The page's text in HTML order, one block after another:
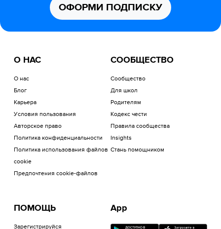
ОФОРМИ ПОДПИСКУ
О НАС
О нас
Блог
Карьера
Условия пользования
Авторское право
Политика конфиденциальности
Политика использования файлов
cookie
Предпочтения cookie-файлов
СООБЩЕСТВО
Сообщество
Для школ
Родителям
Кодекс чести
Правила сообщества
Insights
Стань помощником
ПОМОЩЬ
Зарегистрируйся
App